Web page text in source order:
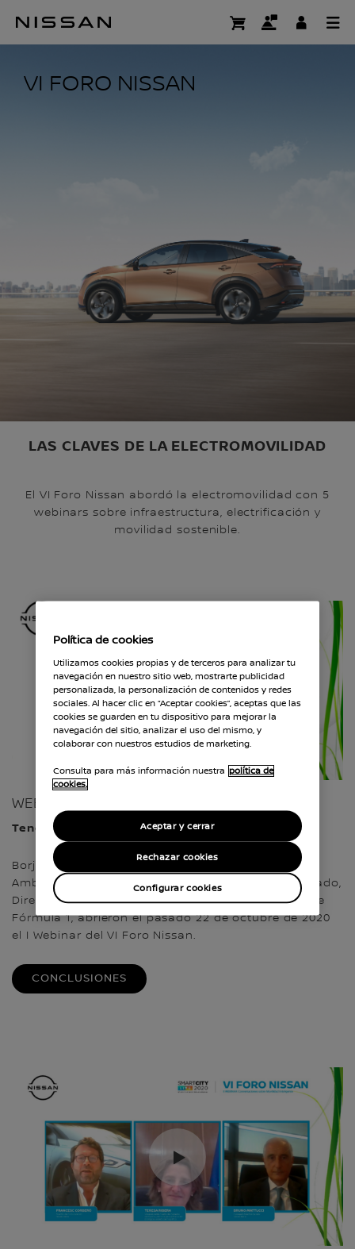
VI FORO NISSAN
VI FORO NISSAN
LAS CLAVES DE LA ELECTROMOVILIDAD
El VI Foro Nissan abordó la electromovilidad con 5
webinars sobre infraestructura, electrificación y
movilidad sostenible.
WEBINAR I
Tendencias en electromovilidad
Borja Carabante, Delegado de Movilidad y Medio
Ambiente del Ayuntamiento de Madrid, Josep Trabado,
Director General de Endesa X y Marc Gené, piloto de
Fórmula 1, abrieron el pasado 22 de octubre de 2020
el I Webinar del VI Foro Nissan.
CONCLUSIONES
Política de cookies
Utilizamos cookies propias y de terceros para analizar tu
navegación en nuestro sitio web, mostrarte publicidad
personalizada, la personalización de contenidos y redes
sociales. Al hacer clic en “Aceptar cookies”, aceptas que las
cookies se guarden en tu dispositivo para mejorar la
navegación del sitio, analizar el uso del mismo, y
colaborar con nuestros estudios de marketing.
Consulta para más información nuestra política de
cookies.
Rechazar cookies
Aceptar y cerrar
Configurar cookies